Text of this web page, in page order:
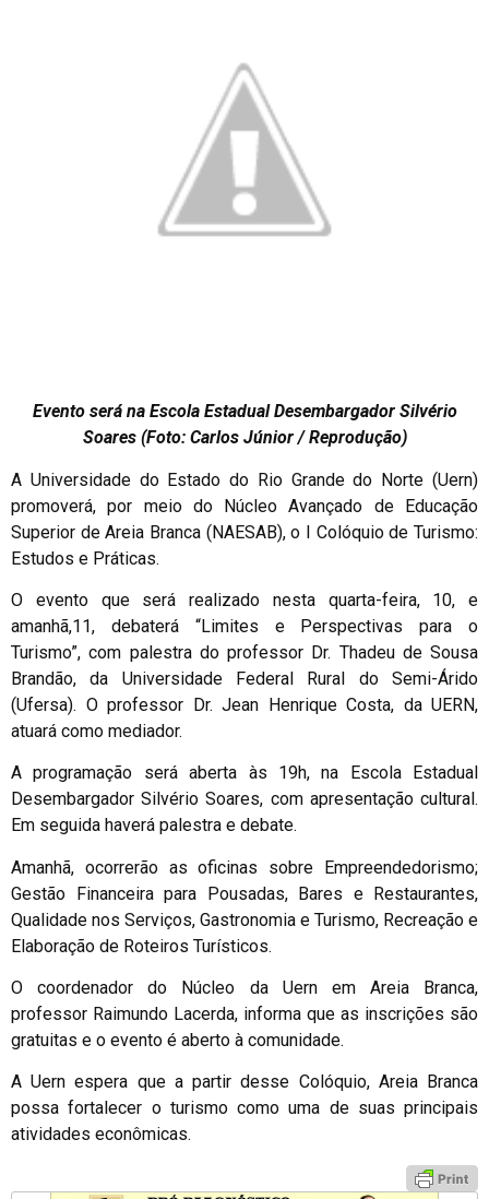
Evento será na Escola Estadual Desembargador Silvério
Soares (Foto: Carlos Júnior / Reprodução)
A Universidade do Estado do Rio Grande do Norte (Uern)
promoverá, por meio do Núcleo Avançado de Educação
Superior de Areia Branca (NAESAB), o I Colóquio de Turismo:
Estudos e Práticas.
O evento que será realizado nesta quarta-feira, 10, e
amanhã,11, debaterá “Limites e Perspectivas para o
Turismo”, com palestra do professor Dr. Thadeu de Sousa
Brandão, da Universidade Federal Rural do Semi-Árido
(Ufersa). O professor Dr. Jean Henrique Costa, da UERN,
atuará como mediador.
A programação será aberta às 19h, na Escola Estadual
Desembargador Silvério Soares, com apresentação cultural.
Em seguida haverá palestra e debate.
Amanhã, ocorrerão as oficinas sobre Empreendedorismo;
Gestão Financeira para Pousadas, Bares e Restaurantes,
Qualidade nos Serviços, Gastronomia e Turismo, Recreação e
Elaboração de Roteiros Turísticos.
O coordenador do Núcleo da Uern em Areia Branca,
professor Raimundo Lacerda, informa que as inscrições são
gratuitas e o evento é aberto à comunidade.
A Uern espera que a partir desse Colóquio, Areia Branca
possa fortalecer o turismo como uma de suas principais
atividades econômicas.